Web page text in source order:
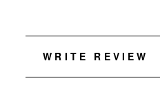
WRITE REVIEW